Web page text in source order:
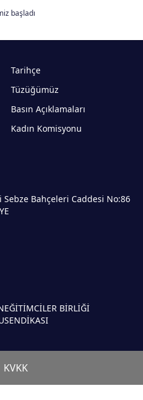
başladı
Tarihçe
Tüzüğümüz
Basın Açıklamaları
Kadın Komisyonu
EĞİTİMCİLER BİRLİĞİ
SENDİKASI
Bahçeleri Caddesi No:86
KVKK